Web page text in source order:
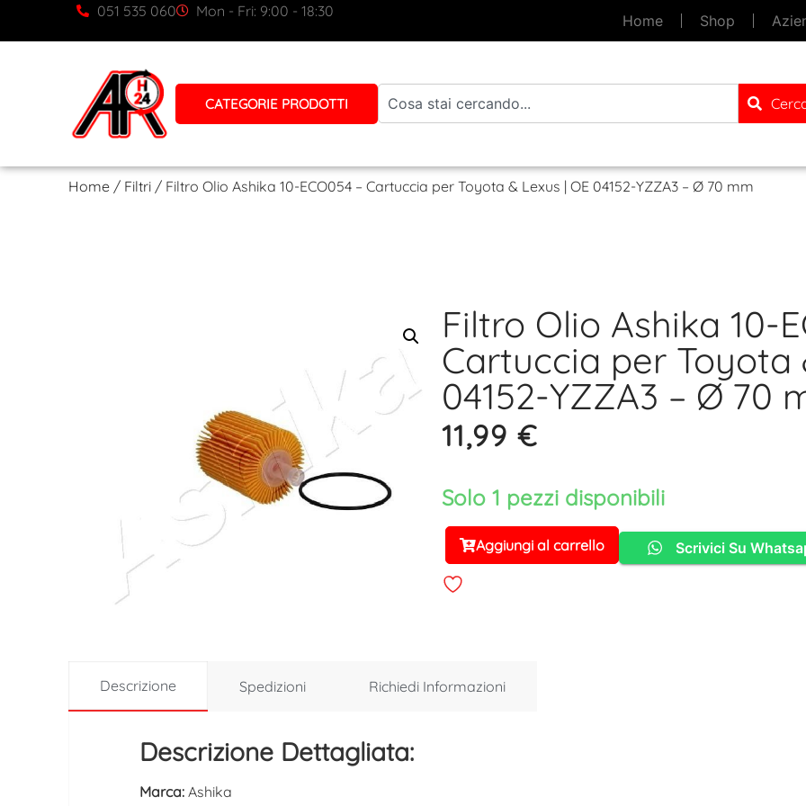
051 535 060 Mon - Fri: 9:00 - 18:30
Home Shop
CATEGORIE PRODOTTI
Home / Filtri / Filtro Olio Ashika 10-ECO054 – Cartuccia per Toyota & Lexus | OE 04152-YZZA3 – Ø 70 mm
Filtro Olio Ashika 10-
Cartuccia per Toyota
04152-YZZA3 – Ø 70
11,99€
Solo 1 pezzi disponibili
Aggiungi al carrello
Alternative:
Scrivici Su
Descrizione Spedizioni Richiedi Informazioni
Descrizione Dettagliata:
Marca:Ashika